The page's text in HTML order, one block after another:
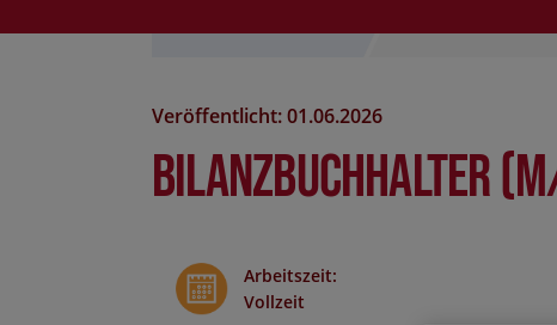
Veröffentlicht: 01.06.2026
Bilanzbuchhalter
Arbeitszeit:
Vollzeit